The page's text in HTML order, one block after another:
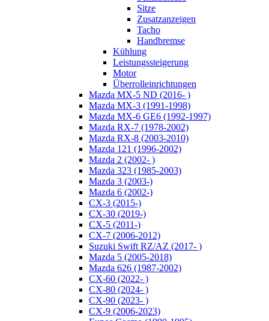
Sitze
Zusatzanzeigen
Tacho
Handbremse
Kühlung
Leistungssteigerung
Motor
Überrolleinrichtungen
Mazda MX-5 ND (2016- )
Mazda MX-3 (1991-1998)
Mazda MX-6 GE6 (1992-1997)
Mazda RX-7 (1978-2002)
Mazda RX-8 (2003-2010)
Mazda 121 (1996-2002)
Mazda 2 (2002- )
Mazda 323 (1985-2003)
Mazda 3 (2003-)
Mazda 6 (2002-)
CX-3 (2015-)
CX-30 (2019-)
CX-5 (2011-)
CX-7 (2006-2012)
Suzuki Swift RZ/AZ (2017- )
Mazda 5 (2005-2018)
Mazda 626 (1987-2002)
CX-60 (2022- )
CX-80 (2024- )
CX-90 (2023- )
CX-9 (2006-2023)